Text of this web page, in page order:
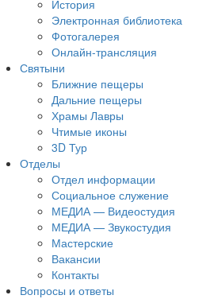
История
Электронная библиотека
Фотогалерея
Онлайн-трансляция
Святыни
Ближние пещеры
Дальние пещеры
Храмы Лавры
Чтимые иконы
3D Тур
Отделы
Отдел информации
Социальное служение
МЕДИА — Видеостудия
МЕДИА — Звукостудия
Мастерские
Вакансии
Контакты
Вопросы и ответы